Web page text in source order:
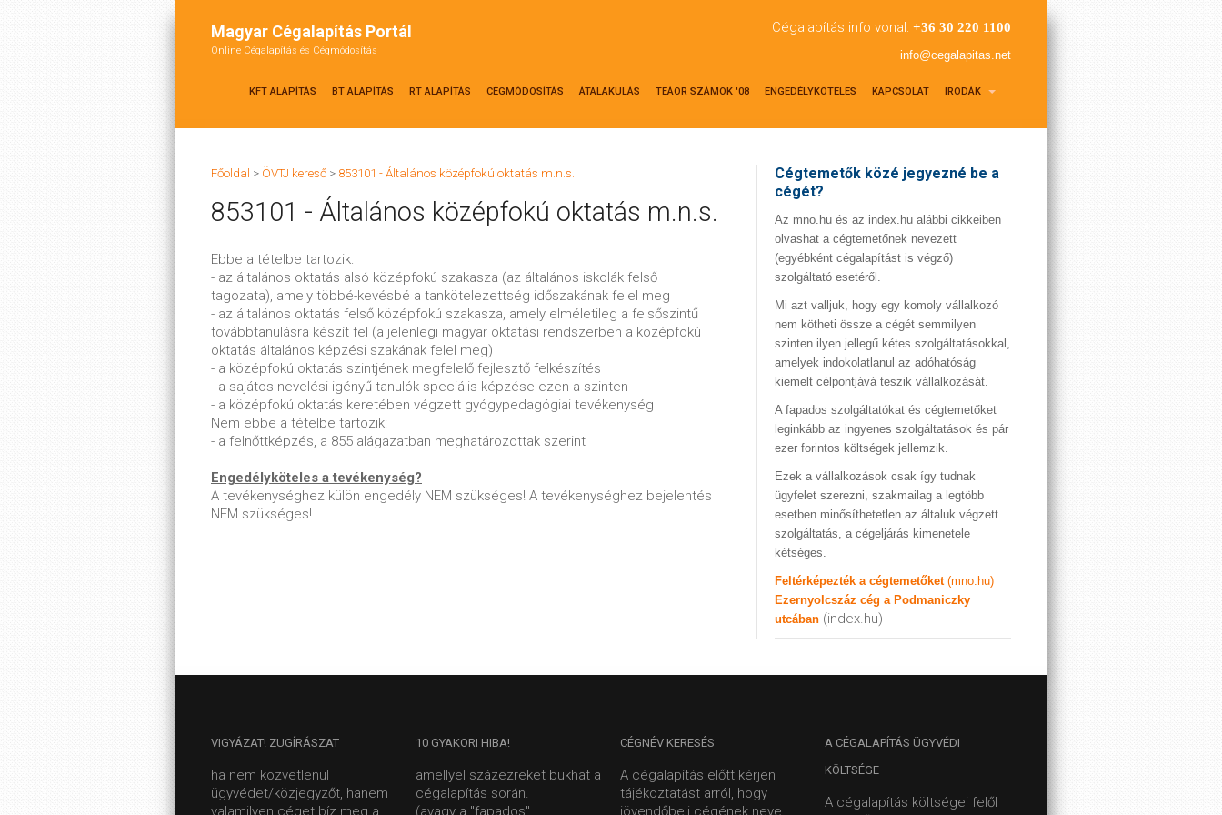
Magyar Cégalapítás Portál
Online Cégalapítás és Cégmódosítás
Cégalapítás info vonal: +36 30 220 1100
info@cegalapitas.net
KFT ALAPÍTÁS BT ALAPÍTÁS RT ALAPÍTÁS CÉGMÓDOSÍTÁS ÁTALAKULÁS TEÁOR SZÁMOK '08 ENGEDÉLYKÖTELES KAPCSOLAT IRODÁK
Főoldal > ÖVTJ kereső > 853101 - Általános középfokú oktatás m.n.s.
853101 - Általános középfokú oktatás m.n.s.
Ebbe a tételbe tartozik:
- az általános oktatás alsó középfokú szakasza (az általános iskolák felső
tagozata), amely többé-kevésbé a tankötelezettség időszakának felel meg
- az általános oktatás felső középfokú szakasza, amely elméletileg a felsőszintű
továbbtanulásra készít fel (a jelenlegi magyar oktatási rendszerben a középfokú
oktatás általános képzési szakának felel meg)
- a középfokú oktatás szintjének megfelelő fejlesztő felkészítés
- a sajátos nevelési igényű tanulók speciális képzése ezen a szinten
- a középfokú oktatás keretében végzett gyógypedagógiai tevékenység
Nem ebbe a tételbe tartozik:
- a felnőttképzés, a 855 alágazatban meghatározottak szerint
Engedélyköteles a tevékenység?
A tevékenységhez külön engedély NEM szükséges! A tevékenységhez bejelentés
NEM szükséges!
Cégtemetők közé jegyezné be a
cégét?
Az mno.hu és az index.hu alábbi cikkeiben
olvashat a cégtemetőnek nevezett
(egyébként cégalapítást is végző)
szolgáltató esetéről.
Mi azt valljuk, hogy egy komoly vállalkozó
nem kötheti össze a cégét semmilyen
szinten ilyen jellegű kétes szolgáltatásokkal,
amelyek indokolatlanul az adóhatóság
kiemelt célpontjává teszik vállalkozását.
A fapados szolgáltatókat és cégtemetőket
leginkább az ingyenes szolgáltatások és pár
ezer forintos költségek jellemzik.
Ezek a vállalkozások csak így tudnak
ügyfelet szerezni, szakmailag a legtöbb
esetben minősíthetetlen az általuk végzett
szolgáltatás, a cégeljárás kimenetele
kétséges.
Feltérképezték a cégtemetőket (mno.hu)
Ezernyolcszáz cég a Podmaniczky
utcában (index.hu)
VIGYÁZAT! ZUGÍRÁSZAT
ha nem közvetlenül
ügyvédet/közjegyzőt, hanem
valamilyen céget bíz meg a
10 GYAKORI HIBA!
amellyel százezreket bukhat a
cégalapítás során.
(avagy a "fapados"
CÉGNÉV KERESÉS
A cégalapítás előtt kérjen
tájékoztatást arról, hogy
jövendőbeli cégének neve
A CÉGALAPÍTÁS ÜGYVÉDI
KÖLTSÉGE
A cégalapítás költségei felől